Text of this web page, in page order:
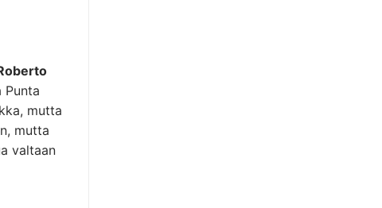
Punta
mutta
mutta
valtaan